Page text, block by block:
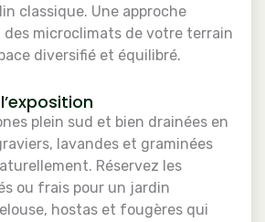
classique. Une approche
microclimats de votre terrain
diversifié et équilibré.
plein sud et bien drainées en
lavandes et graminées
Réservez les
ou frais pour un jardin
hostas et fougères qui